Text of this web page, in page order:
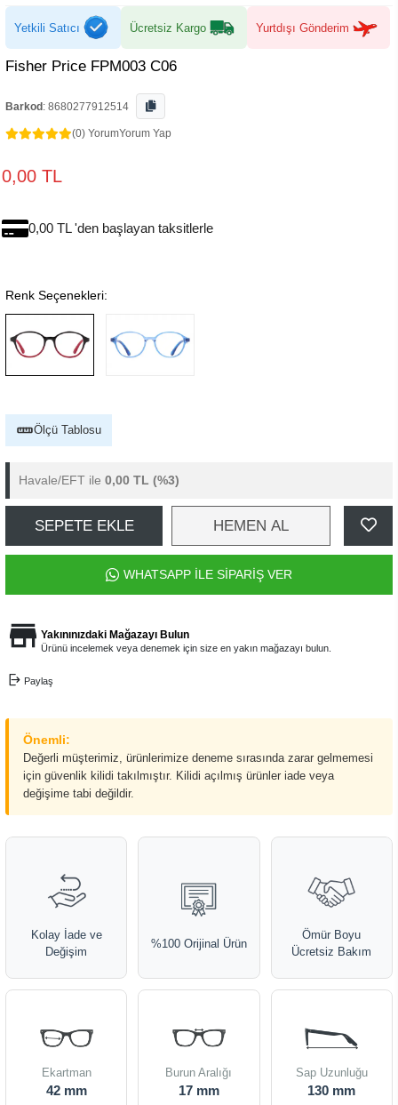
Yetkili Satıcı Ücretsiz Kargo Yurtdışı Gönderim
Fisher Price FPM003 C06
Barkod : 8680277912514
(0) YorumYorum Yap
0,00 TL
0,00 TL 'den başlayan taksitlerle
Renk Seçenekleri:
Ölçü Tablosu
Havale/EFT ile 0,00 TL (%3)
SEPETE EKLE HEMEN AL
WHATSAPP İLE SİPARİŞ VER
Yakınınızdaki Mağazayı Bulun
Ürünü incelemek veya denemek için size en yakın mağazayı bulun.
Paylaş
Önemli:
Değerli müşterimiz, ürünlerimize deneme sırasında zarar gelmemesi
için güvenlik kilidi takılmıştır. Kilidi açılmış ürünler iade veya
değişime tabi değildir.
Kolay İade ve
Değişim
%100 Orijinal Ürün
Ömür Boyu
Ücretsiz Bakım
Ekartman
42 mm
Burun Aralığı
17 mm
Sap Uzunluğu
130 mm